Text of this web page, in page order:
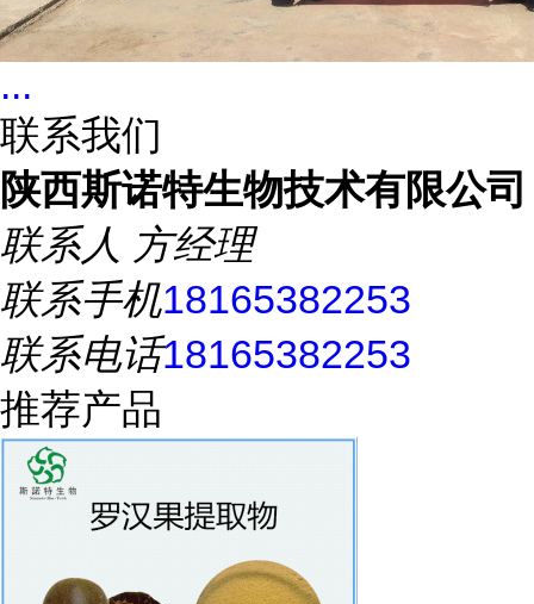
...
联系我们
陕西斯诺特生物技术有限公司
联系人 方经理
联系手机18165382253
联系电话18165382253
推荐产品